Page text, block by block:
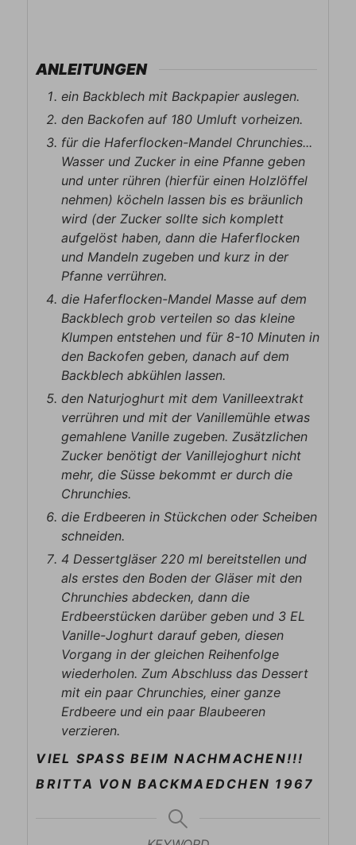
ANLEITUNGEN
ein Backblech mit Backpapier auslegen.
den Backofen auf 180 Umluft vorheizen.
für die Haferflocken-Mandel Chrunchies...
Wasser und Zucker in eine Pfanne geben
und unter rühren (hierfür einen Holzlöffel
nehmen) köcheln lassen bis es bräunlich
wird (der Zucker sollte sich komplett
aufgelöst haben, dann die Haferflocken
und Mandeln zugeben und kurz in der
Pfanne verrühren.
die Haferflocken-Mandel Masse auf dem
Backblech grob verteilen so das kleine
Klumpen entstehen und für 8-10 Minuten in
den Backofen geben, danach auf dem
Backblech abkühlen lassen.
den Naturjoghurt mit dem Vanilleextrakt
verrühren und mit der Vanillemühle etwas
gemahlene Vanille zugeben. Zusätzlichen
Zucker benötigt der Vanillejoghurt nicht
mehr, die Süsse bekommt er durch die
Chrunchies.
die Erdbeeren in Stückchen oder Scheiben
schneiden.
4 Dessertgläser 220 ml bereitstellen und
als erstes den Boden der Gläser mit den
Chrunchies abdecken, dann die
Erdbeerstücken darüber geben und 3 EL
Vanille-Joghurt darauf geben, diesen
Vorgang in der gleichen Reihenfolge
wiederholen. Zum Abschluss das Dessert
mit ein paar Chrunchies, einer ganze
Erdbeere und ein paar Blaubeeren
verzieren.
VIEL SPASS BEIM NACHMACHEN!!!
BRITTA VON BACKMAEDCHEN 1967